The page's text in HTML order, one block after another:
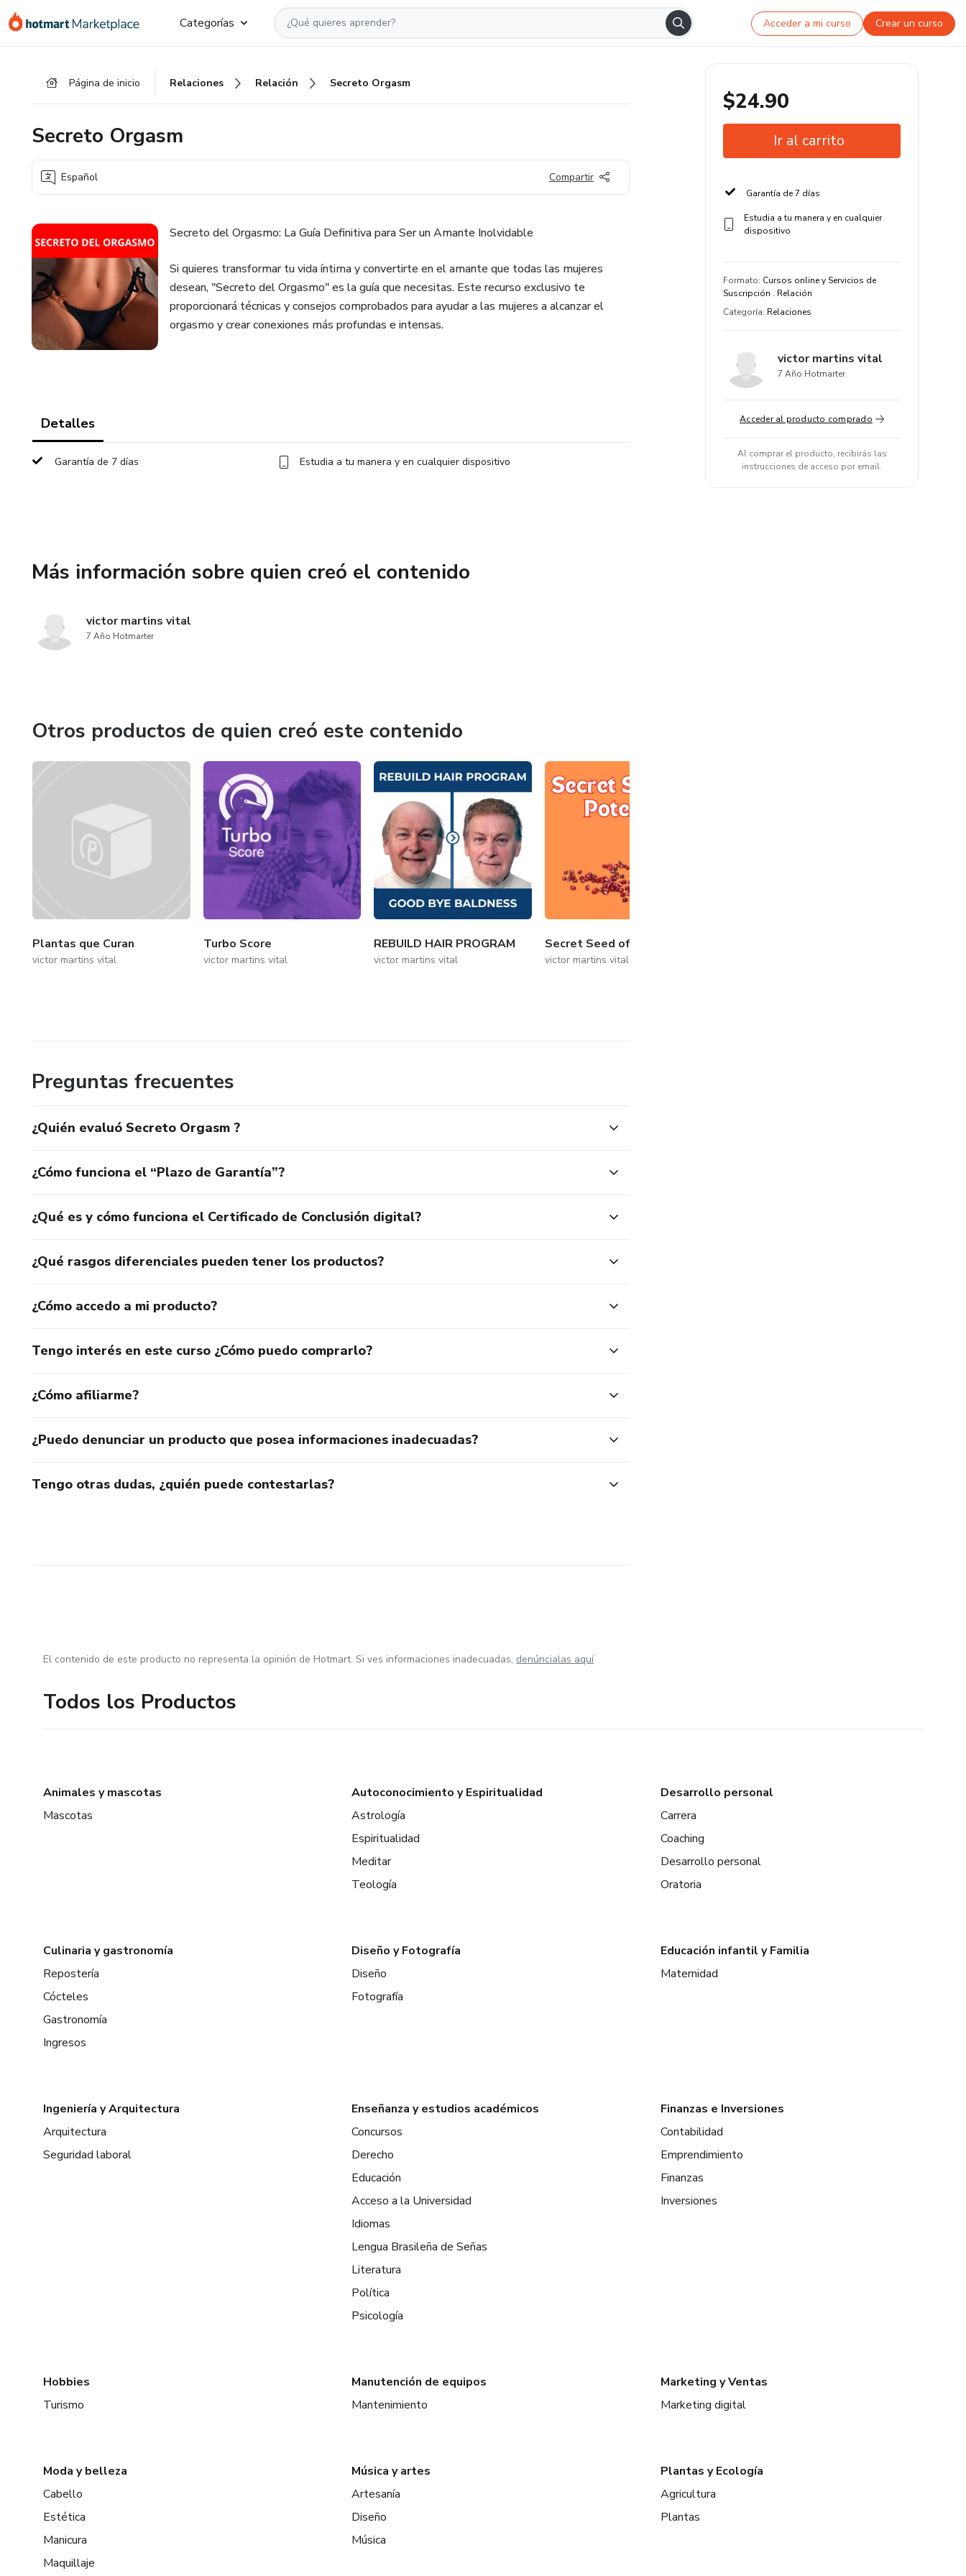
Categorías Acceder a mi curso Crear un curso
Página de inicio Relaciones Relación Secreto Orgasm
Secreto Orgasm
Español Compartir
Secreto del Orgasmo: La Guía Definitiva para Ser un Amante Inolvidable
Si quieres transformar tu vida íntima y convertirte en el amante que todas las mujeres
desean, "Secreto del Orgasmo" es la guía que necesitas. Este recurso exclusivo te
proporcionará técnicas y consejos comprobados para ayudar a las mujeres a alcanzar el
orgasmo y crear conexiones más profundas e intensas.
Detalles
Garantía de 7 días Estudia a tu manera y en cualquier dispositivo
Más información sobre quien creó el contenido
victor martins vital
7 Año Hotmarter
Otros productos de quien creó este contenido
Plantas que Curan
victor martins vital
Turbo Score
victor martins vital
REBUILD HAIR PROGRAM
victor martins vital
Secret Seed of Potency
victor martins vital
Preguntas frecuentes
¿Quién evaluó Secreto Orgasm ?
¿Cómo funciona el “Plazo de Garantía”?
¿Qué es y cómo funciona el Certificado de Conclusión digital?
¿Qué rasgos diferenciales pueden tener los productos?
¿Cómo accedo a mi producto?
Tengo interés en este curso ¿Cómo puedo comprarlo?
¿Cómo afiliarme?
¿Puedo denunciar un producto que posea informaciones inadecuadas?
Tengo otras dudas, ¿quién puede contestarlas?
$24.90
Ir al carrito
Garantía de 7 días
Estudia a tu manera y en cualquier
dispositivo
Formato: Cursos online y Servicios de
Suscripción . Relación
Categoría: Relaciones
victor martins vital
7 Año Hotmarter
Acceder al producto comprado
Al comprar el producto, recibirás las
instrucciones de acceso por email.
El contenido de este producto no representa la opinión de Hotmart. Si ves informaciones inadecuadas, denúncialas aquí
Todos los Productos
Animales y mascotas
Mascotas
Autoconocimiento y Espiritualidad
Astrología
Espiritualidad
Meditar
Teología
Desarrollo personal
Carrera
Coaching
Desarrollo personal
Oratoria
Culinaria y gastronomía
Repostería
Cócteles
Gastronomía
Ingresos
Diseño y Fotografía
Diseño
Fotografía
Educación infantil y Familia
Maternidad
Ingeniería y Arquitectura
Arquitectura
Seguridad laboral
Enseñanza y estudios académicos
Concursos
Derecho
Educación
Acceso a la Universidad
Idiomas
Lengua Brasileña de Señas
Literatura
Política
Psicología
Finanzas e Inversiones
Contabilidad
Emprendimiento
Finanzas
Inversiones
Hobbies
Turismo
Manutención de equipos
Mantenimiento
Marketing y Ventas
Marketing digital
Moda y belleza
Cabello
Estética
Manicura
Maquillaje
Música y artes
Artesanía
Diseño
Música
Plantas y Ecología
Agricultura
Plantas